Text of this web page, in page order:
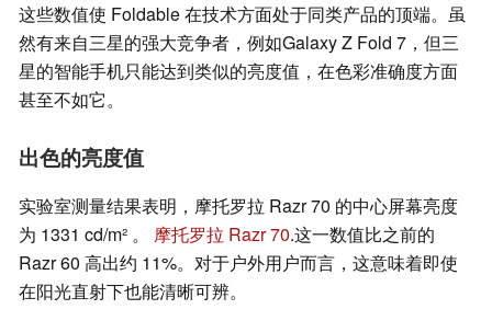
这些数值使 Foldable 在技术方面处于同类产品的顶端。虽
然有来自三星的强大竞争者，例如Galaxy Z Fold 7，但三
星的智能手机只能达到类似的亮度值，在色彩准确度方面
甚至不如它。
出色的亮度值
实验室测量结果表明，摩托罗拉 Razr 70 的中心屏幕亮度
为 1331 cd/m² 。 摩托罗拉 Razr 70.这一数值比之前的
Razr 60 高出约 11%。对于户外用户而言，这意味着即使
在阳光直射下也能清晰可辨。